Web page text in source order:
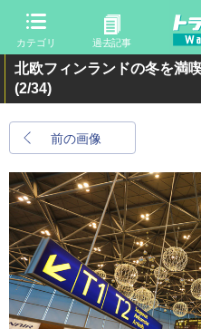
カテゴリ 過去記事
北欧フィンランドの冬を満
(2/34)
前の画像